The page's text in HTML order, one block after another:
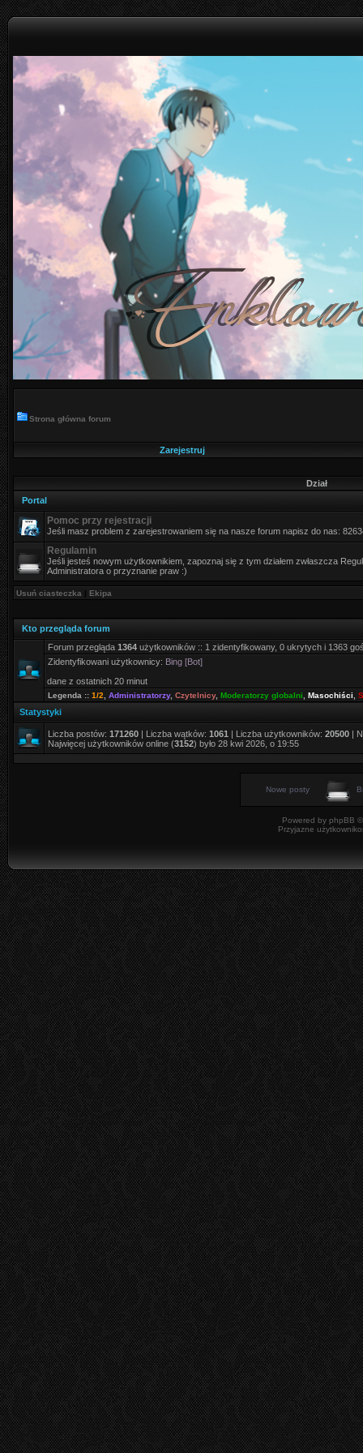
Strona główna forum
Zarejestruj
Dział
Portal
Pomoc przy rejestracji
Jeśli masz problem z zarejestrowaniem się na nasze forum napisz do nas:
Regulamin
Jeśli jesteś nowym użytkownikiem, zapoznaj się z tym działem zwłaszcza
Administratora o przyznanie praw :)
Usuń ciasteczka | Ekipa
Kto przegląda forum
Forum przegląda 1364 użytkowników :: 1 zidentyfikowany, 0 ukrytych i 1363
Zidentyfikowani użytkownicy: Bing [Bot]
dane z ostatnich 20 minut
Legenda :: 1/2 Administratorzy, Czytelnicy, Moderatorzy globalni Masochiści
Statystyki
Liczba postów: 171260 | Liczba wątków: 1061 | Liczba użytkowników: 20500 |
Najwięcej użytkowników online (3152) było 28 kwi 2026, o 19:55
Nowe posty
Powered by phpBB
Przyjazne